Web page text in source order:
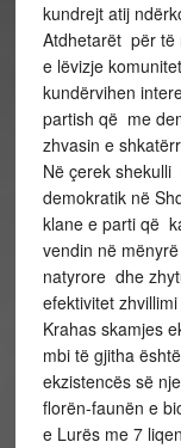
kundrejt atij
Atdhetarët për të
e lëvizje
kundërvihen
partish që me
zhvasin e
Në çerek
demokratik në
klane e parti që
vendin në
natyrore dhe
efektivitet
Krahas skamjes
mbi të gjitha
ekzistencës së
florën-faunën e
e Lurës me 7